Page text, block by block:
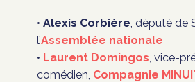
• Alexis Corbière , député de
l’Assemblée nationale
• Laurent Domingos , vice-
comédien, Compagnie